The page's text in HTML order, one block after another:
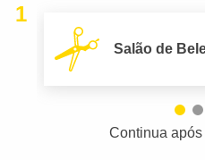
1
Salão de
Continua